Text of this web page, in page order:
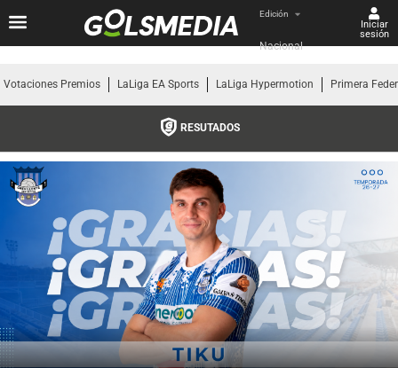
Edición
Nacional
Iniciar
sesión
Votaciones Premios LaLiga EA Sports LaLiga Hypermotion Primera
RESUTADOS